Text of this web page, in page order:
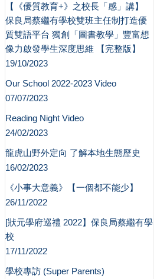
【《優質教育+》之校長「感」講】
保良局蔡繼有學校雙班主任制打造優
質雙語平台 獨創「圖書教學」豐富想
像力啟發學生深度思維 【完整版】
19/10/2023
Our School 2022-2023 Video
07/07/2023
Reading Night Video
24/02/2023
龍虎山野外定向 了解本地生態歷史
16/02/2023
《小事大意義》【一個都不能少】
26/11/2022
[狀元學府巡禮 2022】保良局蔡繼有學
校
17/11/2022
學校專訪 (Super Parents)